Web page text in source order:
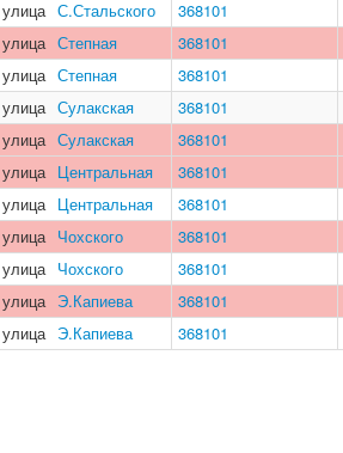
улица С.Стальского
368101
улица Степная
368101
улица Степная
368101
улица Сулакская
368101
улица Сулакская
368101
улица Центральная
368101
улица Центральная
368101
улица Чохского
368101
улица Чохского
368101
улица Э.Капиева
368101
улица Э.Капиева 368101